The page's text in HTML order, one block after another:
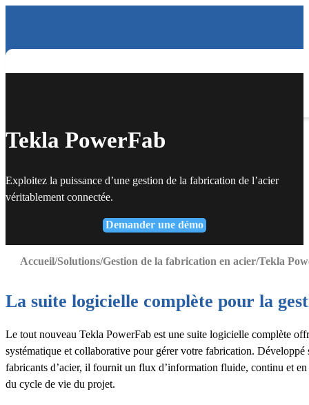
Tekla PowerFab
Exploitez la puissance d’une gestion de la fabrication de l’acier
véritablement connectée.
Demander une démo
Accueil Solutions Gestion de la fabrication en acier Tekla
La suite logicielle complète pour la
Le tout nouveau Tekla PowerFab est une suite logicielle complète
systématique et collaborative pour gérer votre fabrication. Développé
fabricants d’acier, il fournit un flux d’information fluide, continu et
du cycle de vie du projet.